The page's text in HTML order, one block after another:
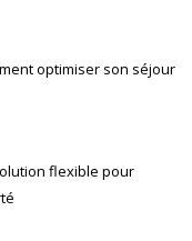
optimiser son séjour
flexible pour